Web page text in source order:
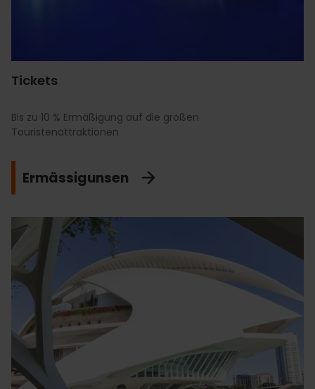
Tickets
Bis zu 10 % Ermäßigung auf die großen
Touristenattraktionen
Ermässigunsen